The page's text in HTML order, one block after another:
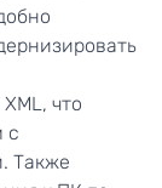
что
с
Также